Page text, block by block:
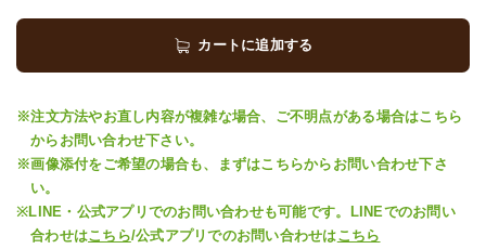
カートに追加する
※注文方法やお直し内容が複雑な場合、ご不明点がある場合はこちら
からお問い合わせ下さい。
※画像添付をご希望の場合も、まずはこちらからお問い合わせ下さ
い。
※LINE・公式アプリでのお問い合わせも可能です。LINEでのお問い
合わせはこちら/公式アプリでのお問い合わせはこちら